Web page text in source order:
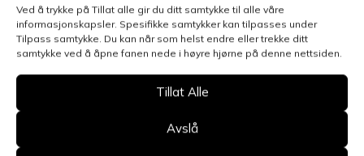
Ved å trykke på Tillat alle gir du ditt samtykke til alle våre
informasjonskapsler. Spesifikke samtykker kan tilpasses under
Tilpass samtykke. Du kan når som helst endre eller trekke ditt
samtykke ved å åpne fanen nede i høyre hjørne på denne nettsiden.
Tillat Alle
Avslå